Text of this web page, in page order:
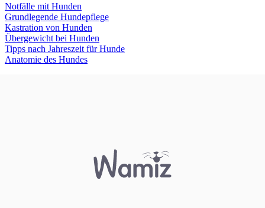
Notfälle mit Hunden
Grundlegende Hundepflege
Kastration von Hunden
Übergewicht bei Hunden
Tipps nach Jahreszeit für Hunde
Anatomie des Hundes